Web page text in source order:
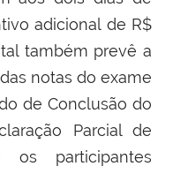
adicional de R$
também prevê a
notas do exame
de Conclusão do
Parcial de
os participantes